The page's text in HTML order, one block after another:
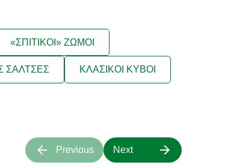
«ΣΠΙΤΙΚΟΙ» ΖΩΜΟΙ
ΣΑΛΤΣΕΣ ΚΛΑΣΙΚΟΙ ΚΥΒΟΙ
Previous Next